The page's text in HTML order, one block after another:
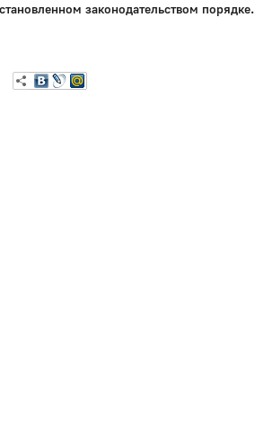
законодательством порядке.